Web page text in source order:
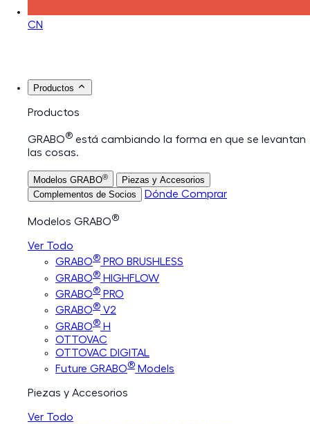
CN
Productos
Productos
GRABO® está cambiando la forma en que se levantan
las cosas.
Modelos GRABO®
Piezas y Accesorios
Complementos de Socios
Dónde Comprar
Modelos GRABO®
Ver Todo
GRABO® PRO BRUSHLESS
GRABO® HIGHFLOW
GRABO® PRO
GRABO® V2
GRABO® H
OTTOVAC
OTTOVAC DIGITAL
Future GRABO® Models
Piezas y Accesorios
Ver Todo